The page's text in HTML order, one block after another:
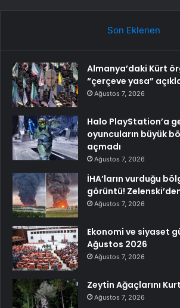
Son Eklenen
Almanya’daki Kürt
“çerçeve yasa”
Ağustos 7, 2026
Halo PlayStation’a
oyuncuların büyük
açmadı
Ağustos 7, 2026
İHA’ların vurduğu
görüntü!
Ağustos 7, 2026
Ekonomi ve siyaset
Ağustos 2026
Ağustos 7, 2026
Zeytin Ağaçlarını
Ağustos 7, 2026